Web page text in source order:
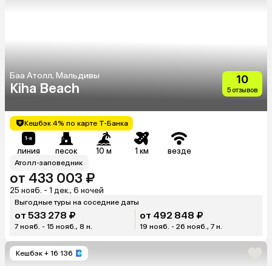
Баа Атолл, Мальдивы
Kiha Beach
10
5 отзывов
Кешбэк 4% по карте Т-Банка
линия песок 10 м 1 км везде
Атолл-заповедник
от 433 003 ₽
25 нояб. - 1 дек., 6 ночей
Выгодные туры на соседние даты
от 533 278 ₽
7 нояб. - 15 нояб., 8 н.
от 492 848 ₽
19 нояб. - 26 нояб., 7 н.
Кешбэк + 16 136